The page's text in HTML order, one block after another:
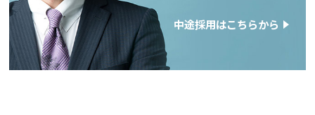
中途採用はこちらから